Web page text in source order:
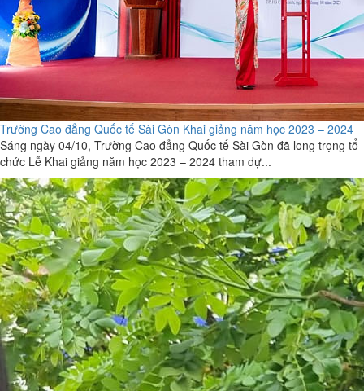
Trường Cao đẳng Quốc tế Sài Gòn Khai giảng năm học 2023 – 2024
Sáng ngày 04/10, Trường Cao đẳng Quốc tế Sài Gòn đã long trọng tổ
chức Lễ Khai giảng năm học 2023 – 2024 tham dự...